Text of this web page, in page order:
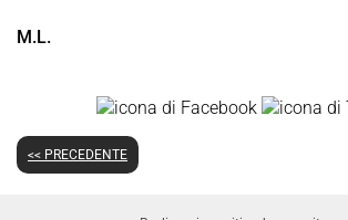
M.L.
<< PRECEDENTE